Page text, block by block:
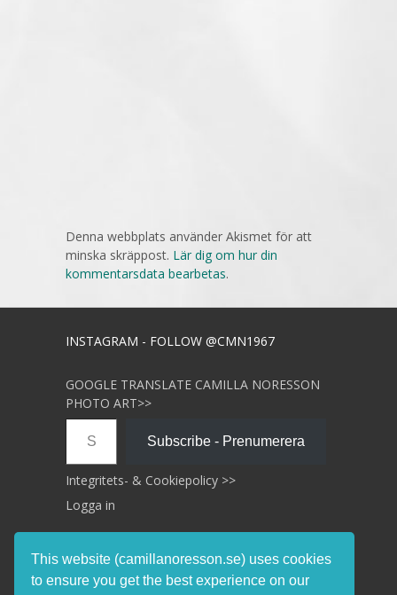
Denna webbplats använder Akismet för att
minska skräppost. Lär dig om hur din
kommentarsdata bearbetas.
INSTAGRAM - FOLLOW @CMN1967
GOOGLE TRANSLATE CAMILLA NORESSON
PHOTO ART>>
Skriv din e-post …
Subscribe - Prenumerera
Integritets- & Cookiepolicy >>
Logga in
This website (camillanoresson.se) uses cookies
to ensure you get the best experience on our